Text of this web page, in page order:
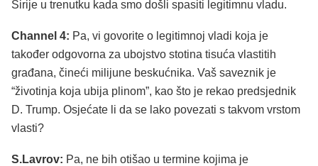
Sirije u trenutku kada smo došli spasiti legitimnu vladu.
Channel 4: Pa, vi govorite o legitimnoj vladi koja je
također odgovorna za ubojstvo stotina tisuća vlastitih
građana, čineći milijune beskućnika. Vaš saveznik je
“životinja koja ubija plinom”, kao što je rekao predsjednik
D. Trump. Osjećate li da se lako povezati s takvom vrstom
vlasti?
S.Lavrov: Pa, ne bih otišao u termine kojima je